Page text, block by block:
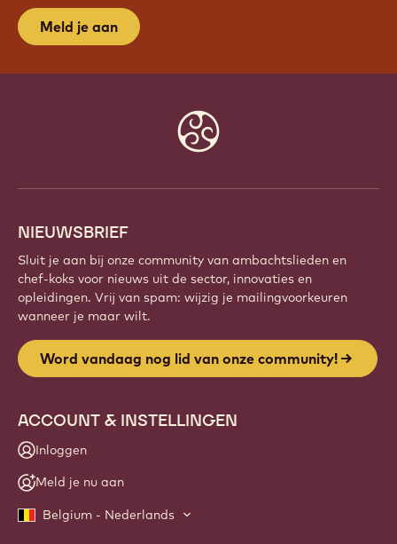
Meld je aan
NIEUWSBRIEF
Sluit je aan bij onze community van ambachtslieden en
chef-koks voor nieuws uit de sector, innovaties en
opleidingen. Vrij van spam: wijzig je mailingvoorkeuren
wanneer je maar wilt.
Word vandaag nog lid van onze community!
ACCOUNT & INSTELLINGEN
Inloggen
Meld je nu aan
Belgium - Nederlands